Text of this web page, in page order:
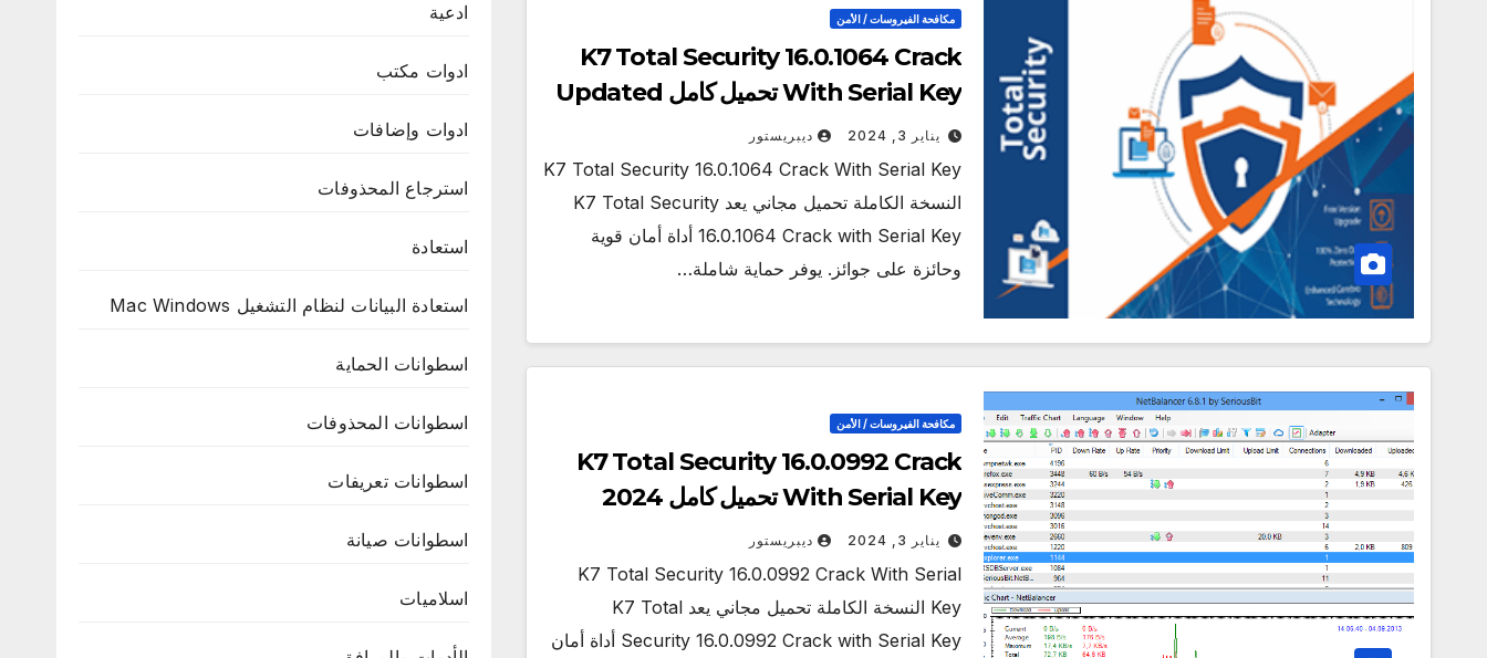
مكافحة الفيروسات / الأمن
K7 Total Security 16.0.1064 Crack
With Serial Key تحميل كامل Updated
2024
يناير 3, 2024 ديبريستور
K7 Total Security 16.0.1064 Crack With Serial Key
النسخة الكاملة تحميل مجاني يعد K7 Total Security
16.0.1064 Crack with Serial Key أداة أمان قوية
وحائزة على جوائز. يوفر حماية شاملة…
مكافحة الفيروسات / الأمن
K7 Total Security 16.0.0992 Crack
With Serial Key تحميل كامل 2024
يناير 3, 2024 ديبريستور
K7 Total Security 16.0.0992 Crack With Serial
Key النسخة الكاملة تحميل مجاني يعد K7 Total
Security 16.0.0992 Crack with Serial Key أداة أمان
ادعية
ادوات مكتب
ادوات وإضافات
استرجاع المحذوفات
استعادة
استعادة البيانات لنظام التشغيل Mac Windows
اسطوانات الحماية
اسطوانات المحذوفات
اسطوانات تعريفات
اسطوانات صيانة
اسلاميات